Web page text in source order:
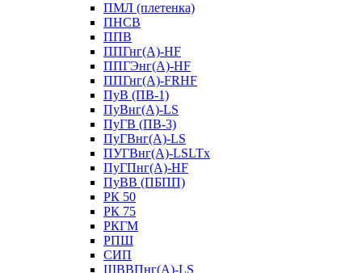
ПМЛ (плетенка)
ПНСВ
ППВ
ППГнг(А)-HF
ППГЭнг(А)-HF
ППГнг(А)-FRHF
ПуВ (ПВ-1)
ПуВнг(А)-LS
ПуГВ (ПВ-3)
ПуГВнг(А)-LS
ПУГВнг(А)-LSLTx
ПуГПнг(А)-HF
ПуВВ (ПБПП)
РК 50
РК 75
РКГМ
РПШ
СИП
ШВВПнг(А)-LS